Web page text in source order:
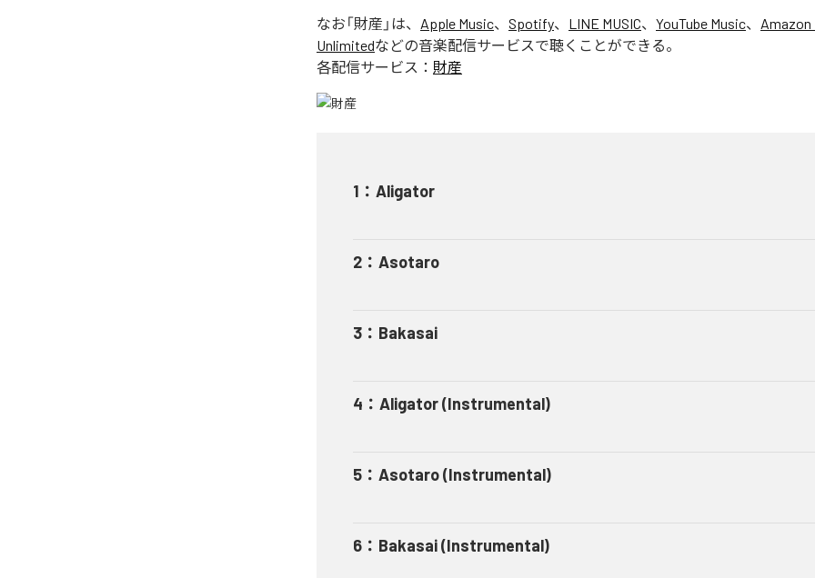
なお「財産 」は、 Apple Music、 Spotify、 LINE MUSIC、 YouTube Music、 Amazon
Unlimitedなどの音楽配信サービスで聴くことができる。
各配信サービス： 財産
1 ： Aligator
2 ： Asotaro
3 ： Bakasai
4 ： Aligator (Instrumental)
5 ： Asotaro (Instrumental)
6 ： Bakasai (Instrumental)